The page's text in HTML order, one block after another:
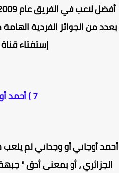
من الجوائز الفردية
إستفتاء قناة
، أو بمعنى أدق " جبهة